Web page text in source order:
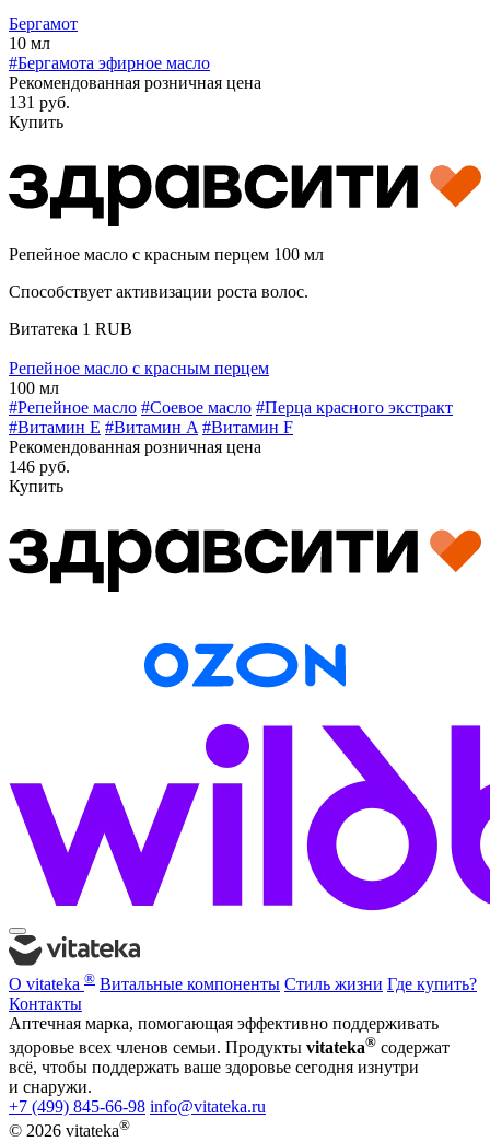
Бергамот
10 мл
#Бергамота эфирное масло
Рекомендованная розничная цена
131 руб.
Купить
Репейное масло с красным перцем 100 мл
Способствует активизации роста волос.
Витатека 1 RUB
Репейное масло с красным перцем
100 мл
#Репейное масло #Соевое масло #Перца красного экстракт
#Витамин E #Витамин A #Витамин F
Рекомендованная розничная цена
146 руб.
Купить
О vitateka ® Витальные компоненты Стиль жизни Где купить?
Контакты
Аптечная марка, помогающая эффективно поддерживать
здоровье всех членов семьи. Продукты vitateka® содержат
всё, чтобы поддержать ваше здоровье сегодня изнутри
и снаружи.
+7 (499) 845-66-98 info@vitateka.ru
© 2026 vitateka®